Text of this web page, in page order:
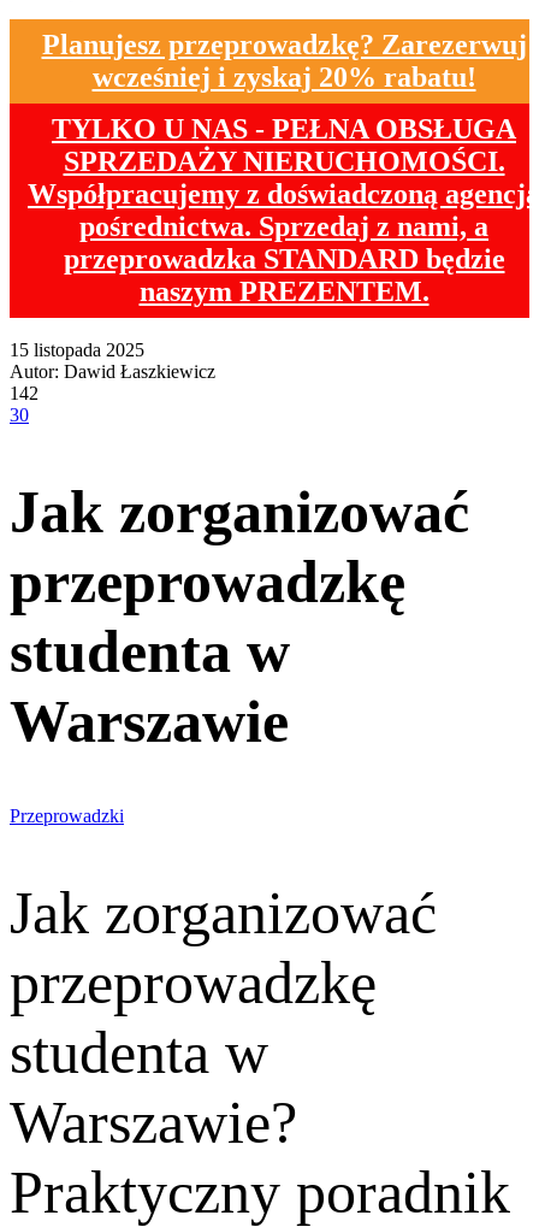
Planujesz przeprowadzkę? Zarezerwuj
wcześniej i zyskaj 20% rabatu!
TYLKO U NAS - PEŁNA OBSŁUGA
SPRZEDAŻY NIERUCHOMOŚCI.
Współpracujemy z doświadczoną agencją
pośrednictwa. Sprzedaj z nami, a
przeprowadzka STANDARD będzie
naszym PREZENTEM.
15 listopada 2025
Autor: Dawid Łaszkiewicz
142
30
Jak zorganizować
przeprowadzkę
studenta w
Warszawie
Przeprowadzki
Jak zorganizować
przeprowadzkę
studenta w
Warszawie?
Praktyczny poradnik